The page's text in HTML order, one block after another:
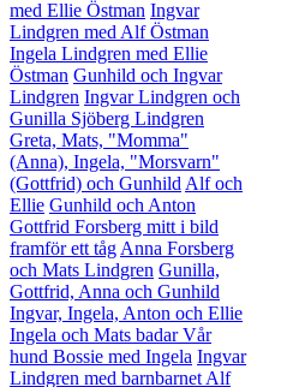
med Ellie Östman Ingvar
Lindgren med Alf Östman
Ingela Lindgren med Ellie
Östman Gunhild och Ingvar
Lindgren Ingvar Lindgren och
Gunilla Sjöberg Lindgren
Greta, Mats, "Momma"
(Anna), Ingela, "Morsvarn"
(Gottfrid) och Gunhild Alf och
Ellie Gunhild och Anton
Gottfrid Forsberg mitt i bild
framför ett tåg Anna Forsberg
och Mats Lindgren Gunilla,
Gottfrid, Anna och Gunhild
Ingvar, Ingela, Anton och Ellie
Ingela och Mats badarVår
hund Bossie med Ingela Ingvar
Lindgren med barnbarnet Alf